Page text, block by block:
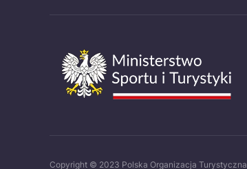
Copyright © 2023 Polska Organizacja Turystyczna